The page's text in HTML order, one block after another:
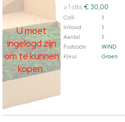
U moet
ingelogd zijn
om te kunnen
kopen.
≥ 1 stks€ 30,00
Colli 1
Inhoud
1
Aantal
1
Fustcode
WIND
Kleur
Groen
U moet ingelogd zijn om te
in te loggen.